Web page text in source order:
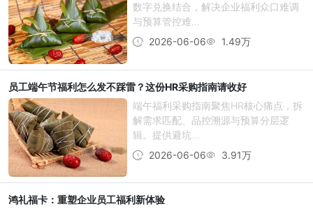
数字兑换结合，解决企业福利众口难调
与预算管控难...
2026-06-06
1.49万
员工端午节福利怎么发不踩雷？这份HR采购指南请收好
端午福利采购指南聚焦HR核心痛点，拆
解需求匹配、品控溯源与预算分层逻
辑。提供避坑...
2026-06-06
3.91万
鸿礼福卡：重塑企业员工福利新体验